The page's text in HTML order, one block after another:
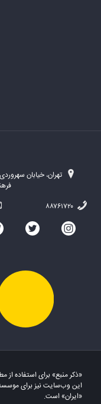
تهران، خیابان
«ذکر منبع» برای استفاده
این وب‌سایت نیز برای
«ایران» است.